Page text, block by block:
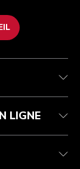
LIGNE